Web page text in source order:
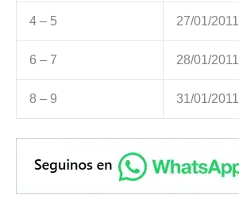
4 – 5 27/01/2011
6 – 7 28/01/2011
8 – 9 31/01/2011